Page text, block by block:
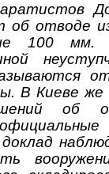
об отводе
100
В Киеве
об